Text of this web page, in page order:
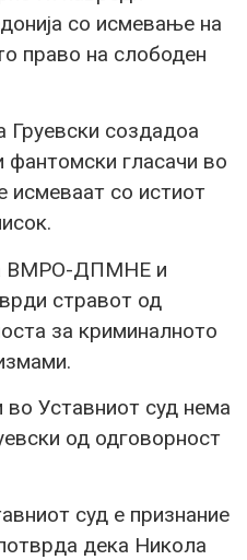
со исмевање на
право на слободен
создадоа
фантомски гласачи во
исмеваат со истиот
ВМРО-ДПМНЕ и
стравот од
за криминалното
Уставниот суд нема
од одговорност
суд е признание
дека Никола